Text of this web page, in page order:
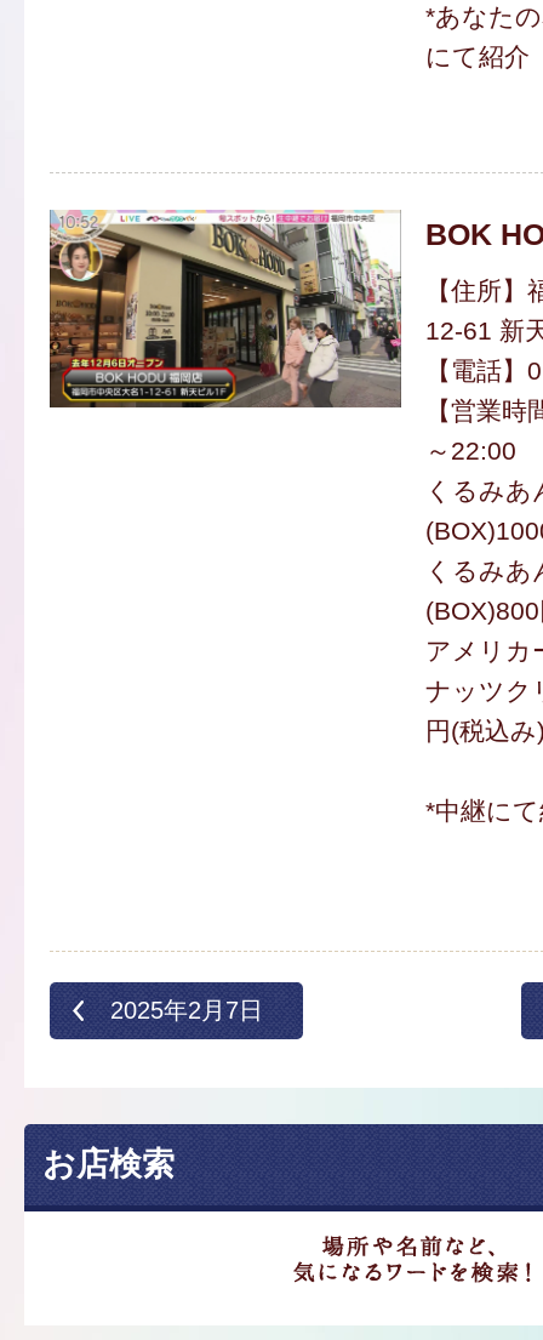
*あなた
にて紹介
BOK
【住所
12-61 新
【電話
【営業
～22:00
くるみあ
くるみあ
アメリカ
ナッツク
円(税込み
*中継に
2025年2月7日
お店検索